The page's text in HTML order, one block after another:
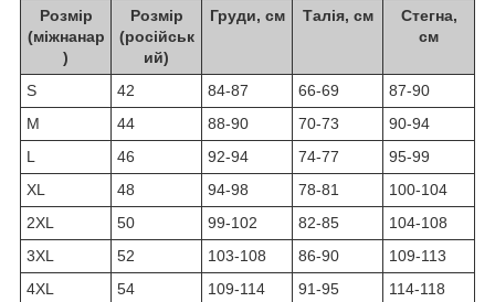
Розмір
(міжнанар
)
Розмір
(російськ
ий)
Груди, см Талія, см
Стегна,
см
S 42 84-87 66-69
87-90
M
44 88-90 70-73
90-94
L
46 92-94 74-77
95-99
XL
48 94-98 78-81
100-104
2XL
50 99-102 82-85
104-108
3XL
52 103-108 86-90
109-113
4XL
54 109-114 91-95
114-118